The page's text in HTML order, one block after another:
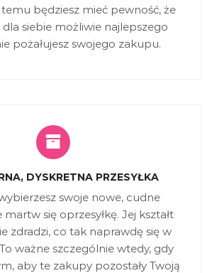
będziesz mieć pewność, że
siebie możliwie najlepszego
pożałujesz swojego zakupu.
DYSKRETNA PRZESYŁKA
swoje nowe, cudne
martw się oprzesyłkę. Jej kształt
zdradzi, co tak naprawdę się w
ważne szczególnie wtedy, gdy
aby te zakupy pozostały Twoją